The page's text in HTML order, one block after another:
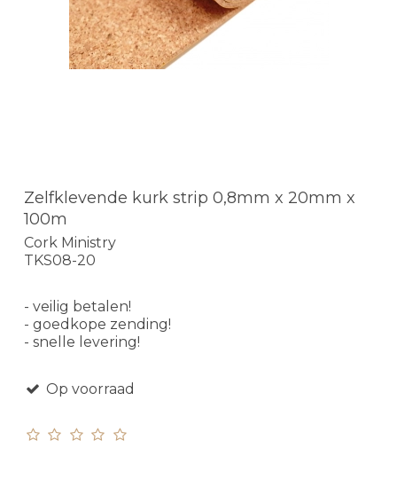
Zelfklevende kurk strip 0,8mm x 20mm x
100m
Cork Ministry
TKS08-20
- veilig betalen!
- goedkope zending!
- snelle levering!
Op voorraad